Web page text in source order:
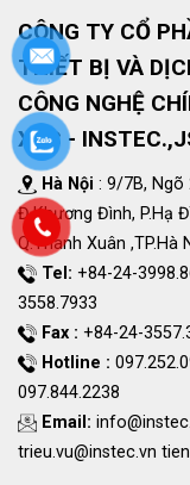
CÔNG TY CỔ
THIẾT BỊ VÀ
CÔNG NGHỆ
XÁC -
Hà Nội : 9/7B, Ngõ
Đ.Khương Đình, P.Hạ
Q.Thanh Xuân ,TP.Hà
Tel: +84-24-
3558.7933
Fax : +84-24-
Hotline :
097.844.2238
Email:
trieu.vu@instec.vn